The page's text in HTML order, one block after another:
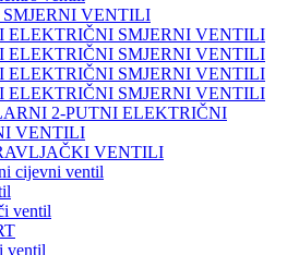
VENTILI
ELEKTRIČNI SMJERNI VENTILI
ELEKTRIČNI SMJERNI VENTILI
ELEKTRIČNI SMJERNI VENTILI
ELEKTRIČNI SMJERNI VENTILI
2-PUTNI ELEKTRIČNI
VENTILI
VENTILI
cijevni ventil
ventil
ventil